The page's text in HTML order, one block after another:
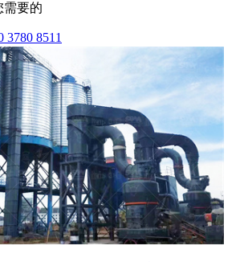
需要的
3780 8511